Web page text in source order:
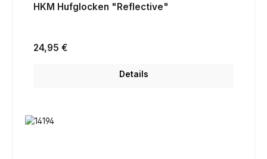
HKM Hufglocken "Reflective"
Regulärer Preis:
24,95 €
Details